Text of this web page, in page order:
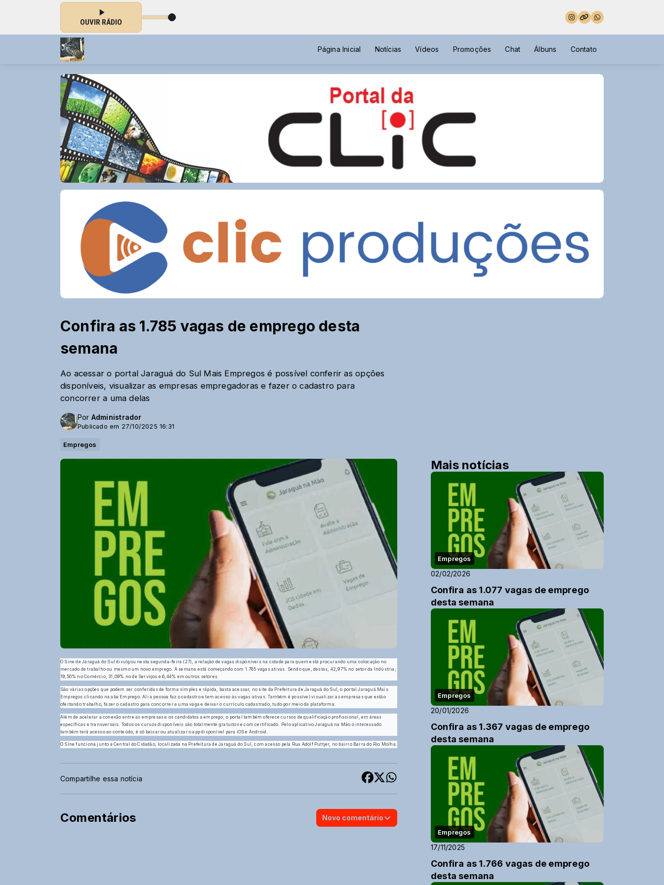
OUVIR RÁDIO
Página Inicial Notícias Vídeos Promoções Chat Álbuns Contato
Confira as 1.785 vagas de emprego desta
semana
Ao acessar o portal Jaraguá do Sul Mais Empregos é possível conferir as opções
disponíveis, visualizar as empresas empregadoras e fazer o cadastro para
concorrer a uma delas
Por Administrador
Publicado em 27/10/2025 16:31
Empregos
O Sine de Jaraguá do Sul divulgou nesta segunda-feira (27), a relação de vagas disponíveis na cidade para quem está procurando uma colocação no
mercado de trabalho ou mesmo um novo emprego. A semana está começando com 1.785 vagas ativas. Sendo que, destas, 42,97% no setor da Indústria;
19,50% no Comércio, 31,09% no de Serviços e 6,44% em outros setores.
São várias opções que podem ser conferidas de forma simples e rápida, basta acessar, no site da Prefeitura de Jaraguá do Sul, o portal Jaraguá Mais
Empregos clicando na aba Emprego. Ali a pessoa faz o cadastro e tem acesso às vagas ativas. Também é possível visualizar as empresas que estão
ofertando trabalho, fazer o cadastro para concorrer a uma vaga e deixar o currículo cadastrado, tudo por meio da plataforma.
Além de acelerar a conexão entre as empresas e os candidatos a emprego, o portal também oferece cursos de qualificação profissional, em áreas
específicas e transversais. Todos os cursos disponíveis são totalmente gratuitos e com certificado. Pelo aplicativo Jaraguá na Mão o interessado
também terá acesso ao conteúdo, é só baixar ou atualizar o app disponível para iOS e Android.
O Sine funciona junto à Central do Cidadão, localizada na Prefeitura de Jaraguá do Sul, com acesso pela Rua Adolf Puttjer, no bairro Barra do Rio Molha.
Compartilhe essa notícia
Comentários Novo comentário
Mais notícias
Empregos
02/02/2026
Confira as 1.077 vagas de emprego
desta semana
Empregos
20/01/2026
Confira as 1.367 vagas de emprego
desta semana
Empregos
17/11/2025
Confira as 1.766 vagas de emprego
desta semana